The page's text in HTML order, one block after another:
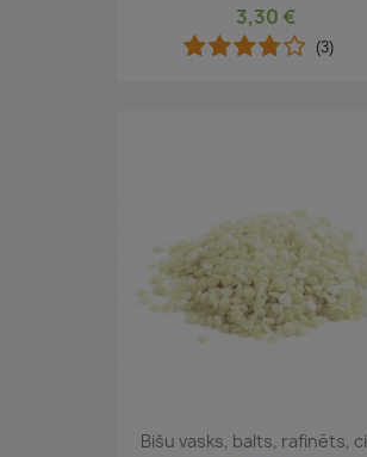
3,30 €
(3)
Bišu vasks, balts, rafinēts,